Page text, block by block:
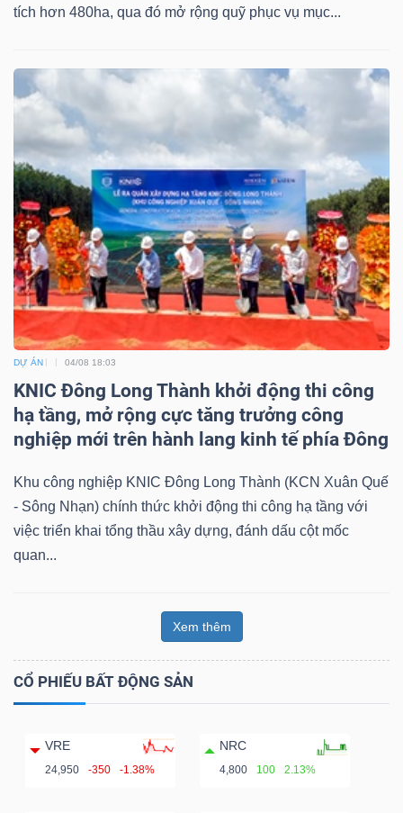
tích hơn 480ha, qua đó mở rộng quỹ phục vụ mục...
DỰ ÁN 04/08 18:03
KNIC Đông Long Thành khởi động thi công
hạ tầng, mở rộng cực tăng trưởng công
nghiệp mới trên hành lang kinh tế phía Đông
Khu công nghiệp KNIC Đông Long Thành (KCN Xuân Quế
- Sông Nhạn) chính thức khởi động thi công hạ tầng với
việc triển khai tổng thầu xây dựng, đánh dấu cột mốc
quan...
Xem thêm
CỔ PHIẾU BẤT ĐỘNG SẢN
VRE
24,950 -350 -1.38%
NRC
4,800 100 2.13%